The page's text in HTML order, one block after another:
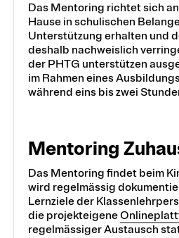
Medien und Informatik
Natur-, Human- und
Unterricht, Lehren und
Das Mentoring richtet sich
Hause in schulischen
Unterstützung erhalten und
deshalb nachweislich
der PHTG unterstützen
im Rahmen eines
während eins bis zwei
Mentoring
Das Mentoring findet beim
wird regelmässig
Lernziele der
die projekteigene
regelmässiger Austausch